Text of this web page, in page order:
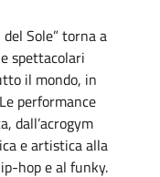
Sole” torna a
spettacolari
il mondo, in
performance
dall’acrogym
e artistica alla
hop e al funky.